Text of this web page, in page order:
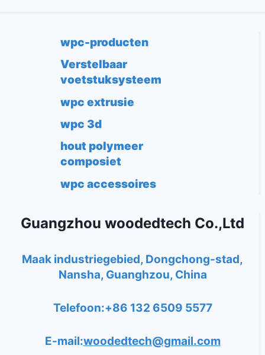
wpc-producten
Verstelbaar
voetstuksysteem
wpc extrusie
wpc 3d
hout polymeer
composiet
wpc accessoires
Guangzhou woodedtech Co.,Ltd
Maak industriegebied, Dongchong-stad,
Nansha, Guanghzou, China
Telefoon:+86 132 6509 5577
E-mail:woodedtech@gmail.com